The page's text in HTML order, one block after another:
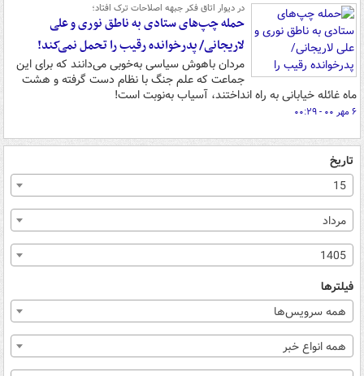
در دیوار اتاق فکر جبهه اصلاحات ترک افتاد؛
حمله چپ‌های ستادی به ناطق نوری و علی
لاریجانی/ پدرخوانده رقیب را تحمل نمی‌کند!
مردان باهوش سیاسی به‌خوبی می‌دانند که برای این
جماعت که علم جنگ با نظام دست گرفته و هشت
ماه غائله خیابانی به راه انداختند، آسیاب به‌نوبت است!
۶ مهر ۰۰ - ۰۰:۲۹
تاریخ
15
مرداد
1405
فیلترها
همه سرویس‌ها
همه انواع خبر